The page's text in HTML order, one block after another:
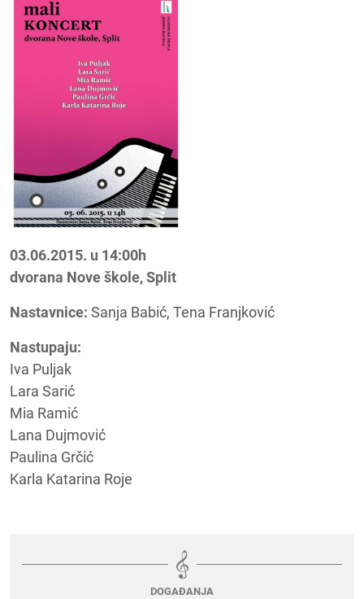
03.06.2015. u 14:00h
dvorana Nove škole, Split
Nastavnice: Sanja Babić, Tena Franjković
Nastupaju:
Iva Puljak
Lara Sarić
Mia Ramić
Lana Dujmović
Paulina Grčić
Karla Katarina Roje
DOGAĐANJA